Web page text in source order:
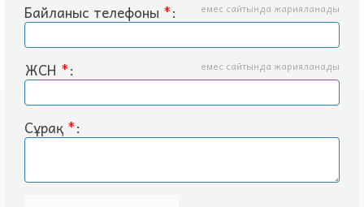
Байланыс телефоны *: емес сайтында жарияланады
ЖСН *: емес сайтында жарияланады
Сұрақ *: